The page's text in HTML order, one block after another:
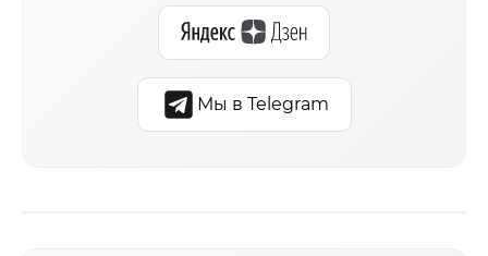
Мы в Telegram